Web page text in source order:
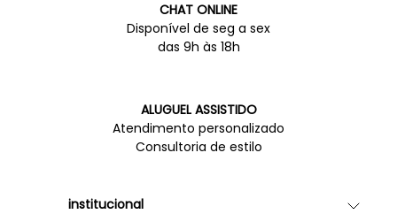
CHAT ONLINE
Disponível de seg a sex
das 9h às 18h
ALUGUEL ASSISTIDO
Atendimento personalizado
Consultoria de estilo
institucional